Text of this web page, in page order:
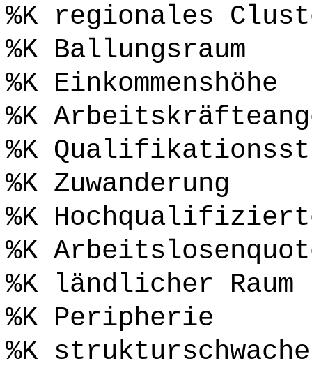
%K regionales
%K Ballungsraum
%K Einkommenshöhe
%K
%K
%K Zuwanderung
%K
%K
%K ländlicher Raum
%K Peripherie
%K strukturschwache